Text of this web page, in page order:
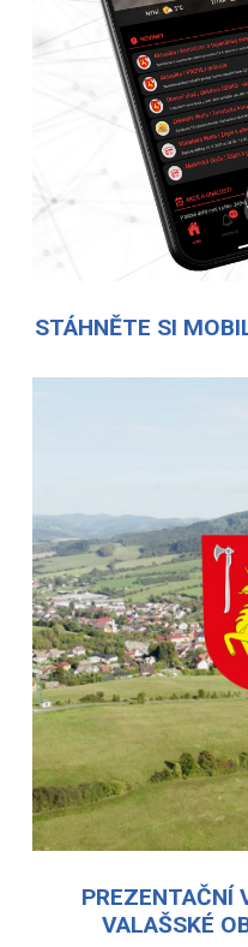
STÁHNĚTE SI
PREZENTAČNÍ
VALAŠSKÉ